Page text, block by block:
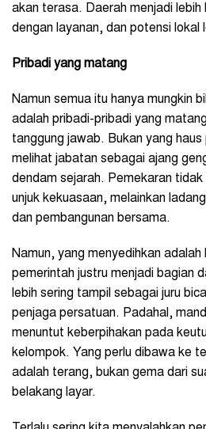
akan terasa. Daerah menjadi
dengan layanan, dan potensi lokal
Pribadi yang matang
Namun semua itu hanya mungkin
adalah pribadi-pribadi yang
tanggung jawab. Bukan yang
melihat jabatan sebagai ajang
dendam sejarah. Pemekaran tidak
unjuk kekuasaan, melainkan
dan pembangunan bersama.
Namun, yang menyedihkan
pemerintah justru menjadi bagian
lebih sering tampil sebagai juru
penjaga persatuan. Padahal,
menuntut keberpihakan pada
kelompok. Yang perlu dibawa ke
adalah terang, bukan gema dari
belakang layar.